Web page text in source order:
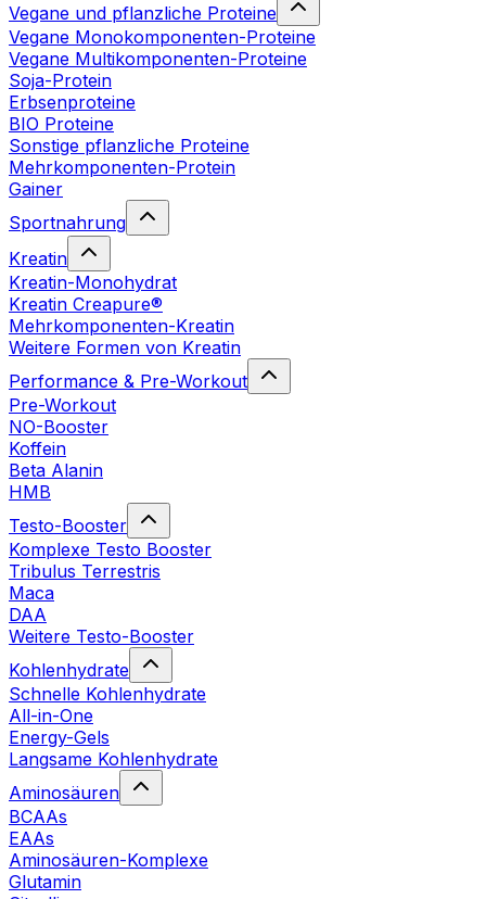
Vegane und pflanzliche Proteine
Vegane Monokomponenten-Proteine
Vegane Multikomponenten-Proteine
Soja-Protein
Erbsenproteine
BIO Proteine
Sonstige pflanzliche Proteine
Mehrkomponenten-Protein
Gainer
Sportnahrung
Kreatin
Kreatin-Monohydrat
Kreatin Creapure®
Mehrkomponenten-Kreatin
Weitere Formen von Kreatin
Performance & Pre-Workout
Pre-Workout
NO-Booster
Koffein
Beta Alanin
HMB
Testo-Booster
Komplexe Testo Booster
Tribulus Terrestris
Maca
DAA
Weitere Testo-Booster
Kohlenhydrate
Schnelle Kohlenhydrate
All-in-One
Energy-Gels
Langsame Kohlenhydrate
Aminosäuren
BCAAs
EAAs
Aminosäuren-Komplexe
Glutamin